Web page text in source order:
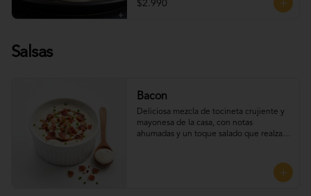
$2.990
Salsas
Bacon
Deliciosa mezcla de tocineta crujiente y
mayonesa de la casa, con notas
ahumadas y un toque salado que realza